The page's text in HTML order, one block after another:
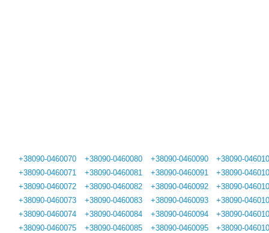
+38090-0460070
+38090-0460071
+38090-0460072
+38090-0460073
+38090-0460074
+38090-0460075
+38090-0460080
+38090-0460081
+38090-0460082
+38090-0460083
+38090-0460084
+38090-0460085
+38090-0460090
+38090-0460091
+38090-0460092
+38090-0460093
+38090-0460094
+38090-0460095
+38090-
+38090-
+38090-
+38090-
+38090-
+38090-